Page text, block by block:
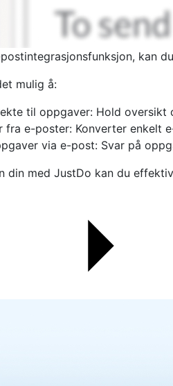
kan
mulig å:
til oppgaver: Hold oversikt
fra e-poster: Konverter enkelt
via e-post: Svar på
din med JustDo kan du